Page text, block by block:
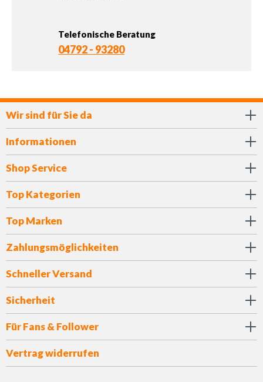
Telefonische Beratung
04792 - 93280
Wir sind für Sie da
Informationen
Shop Service
Top Kategorien
Top Marken
Zahlungsmöglichkeiten
Schneller Versand
Sicherheit
Für Fans & Follower
Vertrag widerrufen